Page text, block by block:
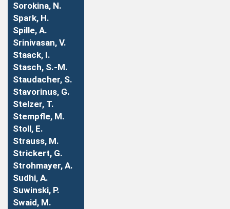
Sorokina, N.
Spark, H.
Spille, A.
Srinivasan, V.
Staack, I.
Stasch, S.-M.
Staudacher, S.
Stavorinus, G.
Stelzer, T.
Stempfle, M.
Stoll, E.
Strauss, M.
Strickert, G.
Strohmayer, A.
Sudhi, A.
Suwinski, P.
Swaid, M.